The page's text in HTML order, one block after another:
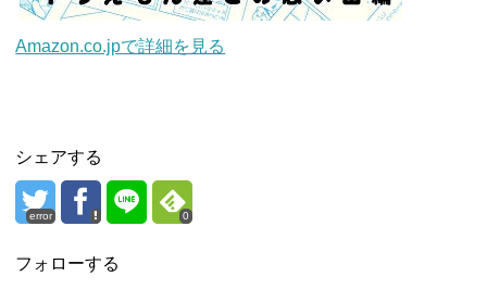
Amazon.co.jpで詳細を見る
シェアする
error 0
フォローする